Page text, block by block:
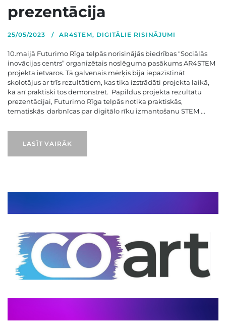
prezentācija
25/05/2023 AR4STEM, DIGITĀLIE RISINĀJUMI
10.maijā Futurimo Rīga telpās norisinājās biedrības “Sociālās
inovācijas centrs” organizētais noslēguma pasākums AR4STEM
projekta ietvaros. Tā galvenais mērķis bija iepazīstināt
skolotājus ar trīs rezultātiem, kas tika izstrādāti projekta laikā,
kā arī praktiski tos demonstrēt. Papildus projekta rezultātu
prezentācijai, Futurimo Rīga telpās notika praktiskās,
tematiskās darbnīcas par digitālo rīku izmantošanu STEM ...
LASĪT VAIRĀK